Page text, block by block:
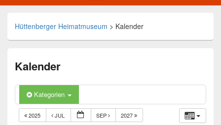
Hüttenberger Heimatmuseum > Kalender
Kalender
Kategorien
2025 JUL SEP 2027